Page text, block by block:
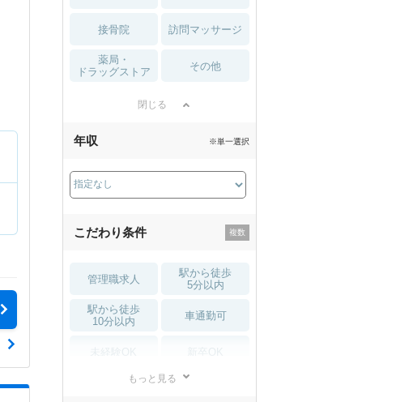
接骨院 訪問マッサージ
薬局・
ドラッグストア
その他
閉じる
年収 ※単一選択
こだわり条件
管理職求人
駅から徒歩
5分以内
駅から徒歩
10分以内
車通勤可
もっと見る